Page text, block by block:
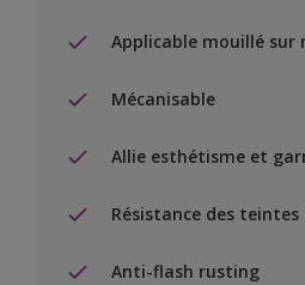
Applicable mouillé sur
Mécanisable
Allie esthétisme et
Résistance des
Anti-flash rusting